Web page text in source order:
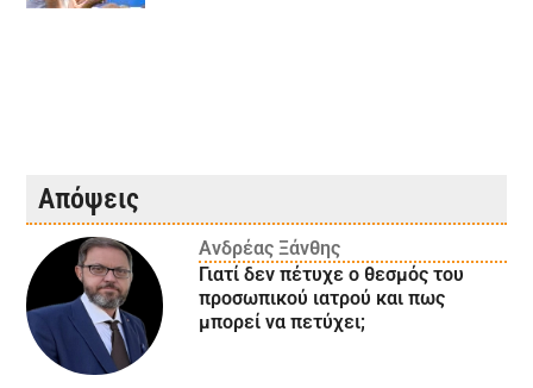
Απόψεις
Ανδρέας Ξάνθης
Γιατί δεν πέτυχε ο θεσμός του
προσωπικού ιατρού και πως
μπορεί να πετύχει;